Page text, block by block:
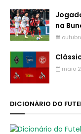
na
maio
DICIONÁRIO DO